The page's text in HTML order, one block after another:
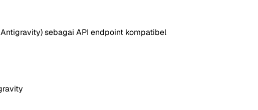
sebagai API endpoint kompatibel